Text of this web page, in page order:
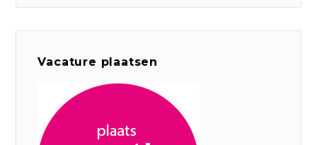
Vacature plaatsen